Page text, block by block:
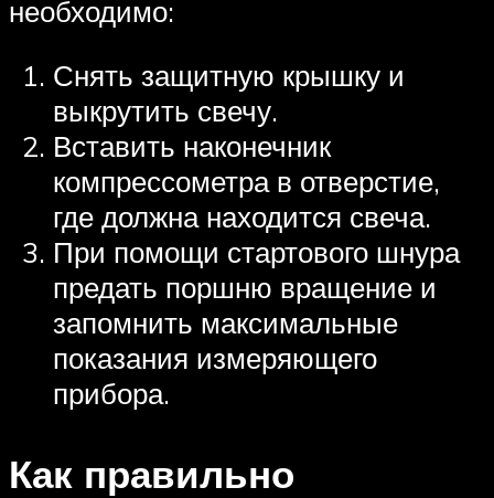
необходимо:
Снять защитную крышку и
выкрутить свечу.
Вставить наконечник
компрессометра в отверстие,
где должна находится свеча.
При помощи стартового шнура
предать поршню вращение и
запомнить максимальные
показания измеряющего
прибора.
Как правильно